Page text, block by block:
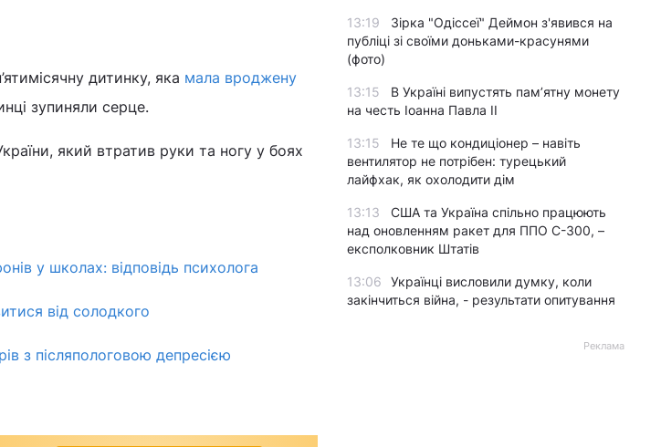
дитинку, яка мала вроджену
зупиняли серце.
який втратив руки та ногу у боях
у школах: відповідь психолога
від солодкого
з післяпологовою депресією
13:19
Зірка "Одіссеї" Деймон з'явився на
публіці зі своїми доньками-красунями
(фото)
13:15
В Україні випустять пам’ятну монету
на честь Іоанна Павла II
13:15
Не те що кондиціонер – навіть
вентилятор не потрібен: турецький
лайфхак, як охолодити дім
13:13
США та Україна спільно працюють
над оновленням ракет для ППО С-300, –
експолковник Штатів
13:06
Українці висловили думку, коли
закінчиться війна, - результати опитування
Реклама